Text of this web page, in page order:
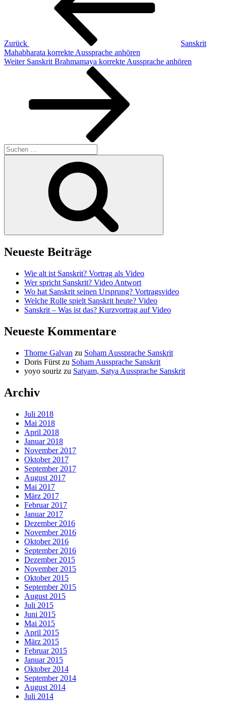
Zurück
Sanskrit
Mahabharata korrekte Aussprache anhören
Nächster
Weiter Sanskrit Brahmamaya korrekte Aussprache anhören
Suchen
nach:
Neueste Beiträge
Wie alt ist Sanskrit? Vortrag als Video
Wer spricht Sanskrit? Video Antwort
Wo hat Sanskrit seinen Ursprung? Vortragsvideo
Welche Rolle spielt Sanskrit heute? Video
Sanskrit – Was ist das? Kurzvortrag auf Video
Neueste Kommentare
Thorne Galvan zu Soham Aussprache Sanskrit
Doris Fürst zu Soham Aussprache Sanskrit
yoyo souriz zu Satyam, Satya Aussprache Sanskrit
Archiv
Juli 2018
Mai 2018
April 2018
Januar 2018
November 2017
Oktober 2017
September 2017
August 2017
Mai 2017
März 2017
Februar 2017
Januar 2017
Dezember 2016
November 2016
Oktober 2016
September 2016
Dezember 2015
November 2015
Oktober 2015
September 2015
August 2015
Juli 2015
Juni 2015
Mai 2015
April 2015
März 2015
Februar 2015
Januar 2015
Oktober 2014
September 2014
August 2014
Juli 2014